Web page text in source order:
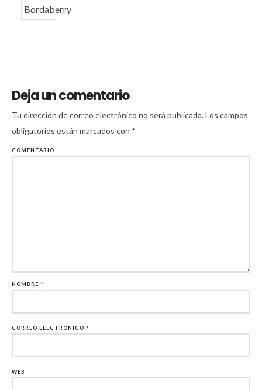
Deja un comentario
Tu dirección de correo electrónico no será publicada.Los campos
obligatorios están marcados con *
COMENTARIO
NOMBRE *
CORREO ELECTRÓNICO *
WEB